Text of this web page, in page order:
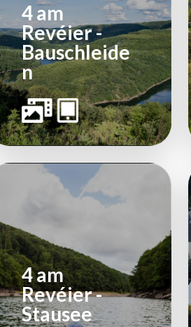
4 am
Revéier -
Bauschleide
n
4 am
Revéier -
Stausee